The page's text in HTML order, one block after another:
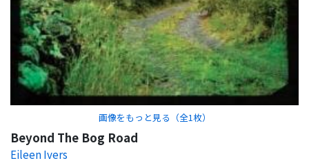
画像をもっと見る（全1枚）
Beyond The Bog Road
Eileen Ivers